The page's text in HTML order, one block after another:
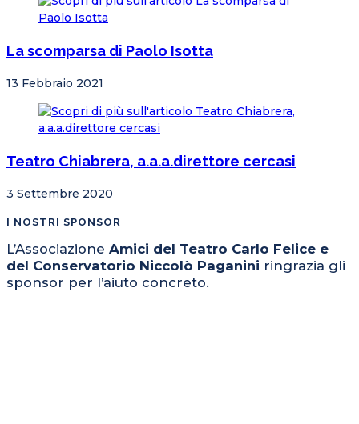
La scomparsa di Paolo Isotta
13 Febbraio 2021
Teatro Chiabrera, a.a.a.direttore cercasi
3 Settembre 2020
I NOSTRI SPONSOR
L’Associazione Amici del Teatro Carlo Felice e
del Conservatorio Niccolò Paganini ringrazia gli
sponsor per l’aiuto concreto.